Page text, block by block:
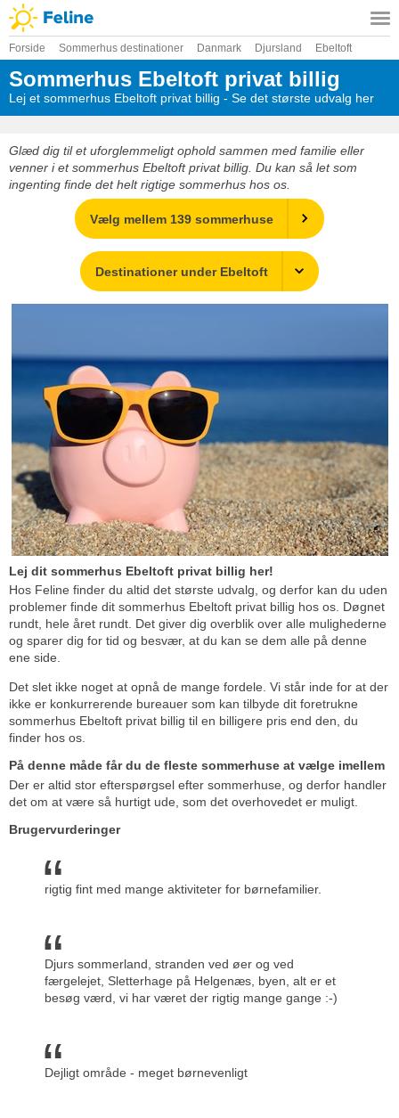
Forside Sommerhus destinationer Danmark Djursland Ebeltoft
Sommerhus Ebeltoft privat billig
Lej et sommerhus Ebeltoft privat billig - Se det største udvalg her
Glæd dig til et uforglemmeligt ophold sammen med familie eller
venner i et sommerhus Ebeltoft privat billig. Du kan så let som
ingenting finde det helt rigtige sommerhus hos os.
Vælg mellem 139 sommerhuse
Destinationer under Ebeltoft
Lej dit sommerhus Ebeltoft privat billig her!
Hos Feline finder du altid det største udvalg, og derfor kan du uden
problemer finde dit sommerhus Ebeltoft privat billig hos os. Døgnet
rundt, hele året rundt. Det giver dig overblik over alle mulighederne
og sparer dig for tid og besvær, at du kan se dem alle på denne
ene side.
Det slet ikke noget at opnå de mange fordele. Vi står inde for at der
ikke er konkurrerende bureauer som kan tilbyde dit foretrukne
sommerhus Ebeltoft privat billig til en billigere pris end den, du
finder hos os.
På denne måde får du de fleste sommerhuse at vælge imellem
Der er altid stor efterspørgsel efter sommerhuse, og derfor handler
det om at være så hurtigt ude, som det overhovedet er muligt.
Brugervurderinger
rigtig fint med mange aktiviteter for børnefamilier.
Djurs sommerland, stranden ved øer og ved
færgelejet, Sletterhage på Helgenæs, byen, alt er et
besøg værd, vi har været der rigtig mange gange :-)
Dejligt område - meget børnevenligt